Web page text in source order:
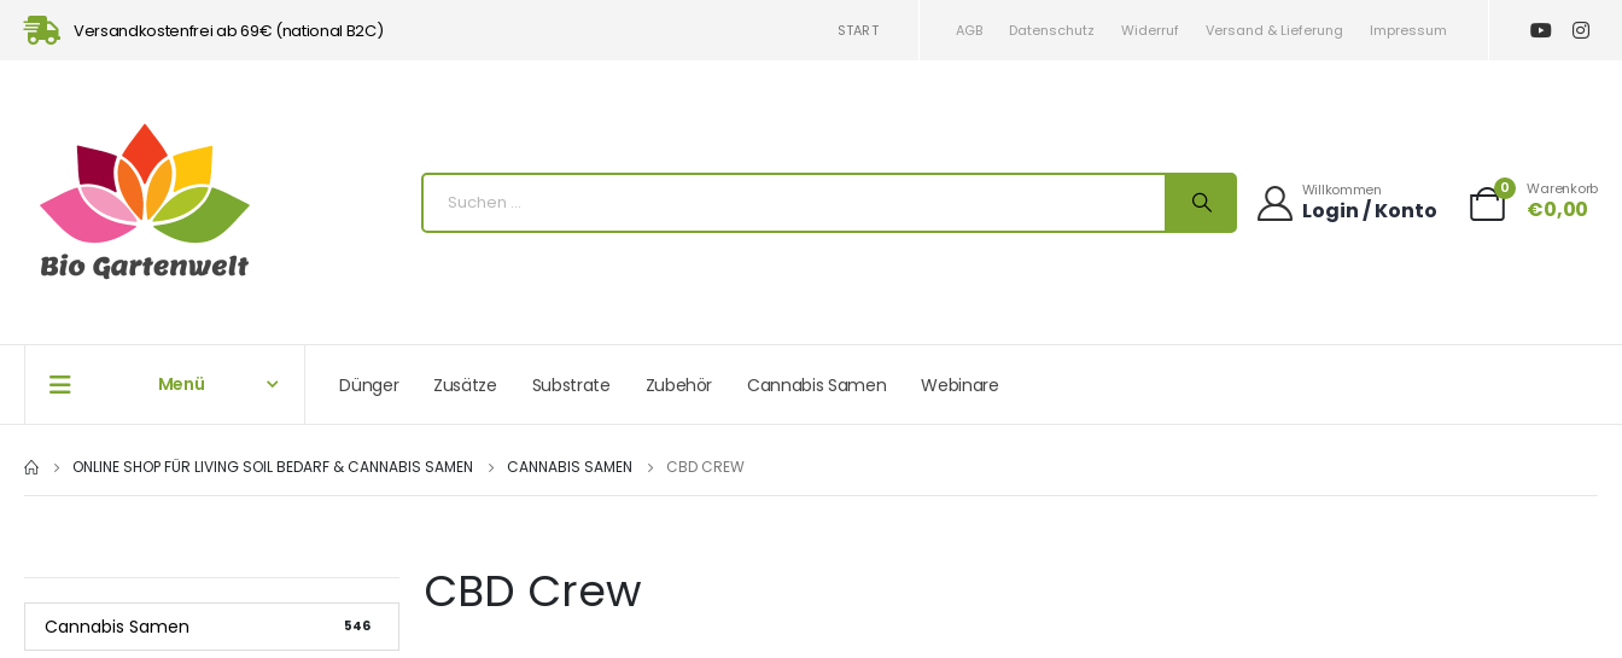
Versandkostenfrei ab 69€ (national B2C) START AGB Datenschutz Widerruf Versand & Lieferung Impressum
Willkommen
Login / Konto
0 Warenkorb
€0,00
Menü Dünger Zusätze Substrate Zubehör Cannabis Samen Webinare
ONLINE SHOP FÜR LIVING SOIL BEDARF & CANNABIS SAMEN CANNABIS SAMEN CBD CREW
CBD Crew
Cannabis Samen 546